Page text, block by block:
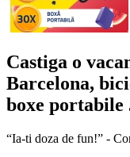
Castiga o
Barcelona,
boxe portabile
“Ia-ti doza de fun!” -